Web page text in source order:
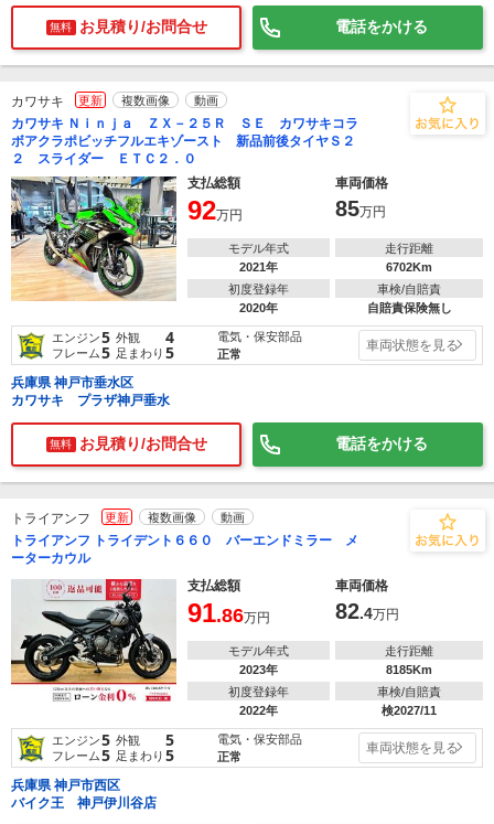
無料 お見積り/お問合せ 電話をかける
カワサキ 更新 複数画像 動画
カワサキ Ｎｉｎｊａ ＺＸ－２５Ｒ ＳＥ カワサキコラ
ボアクラポビッチフルエキゾースト 新品前後タイヤＳ２
２ スライダー ＥＴＣ２．０
支払総額
車両価格
92万円 85万円
モデル年式
2021年
走行距離
6702Km
初度登録年
2020年
車検/自賠責
自賠責保険無し
エンジン5 外観 4
フレーム5 足まわり 5
電気・保安部品
正常
車両状態を見る
兵庫県 神戸市垂水区
カワサキ プラザ神戸垂水
無料 お見積り/お問合せ 電話をかける
トライアンフ 更新 複数画像 動画
トライアンフ トライデント６６０ バーエンドミラー メ
ーターカウル
支払総額
車両価格
91.86万円 82.4万円
モデル年式
2023年
走行距離
8185Km
初度登録年
2022年
車検/自賠責
検2027/11
エンジン5 外観 5
フレーム5 足まわり 5
電気・保安部品
正常
車両状態を見る
兵庫県 神戸市西区
バイク王 神戸伊川谷店